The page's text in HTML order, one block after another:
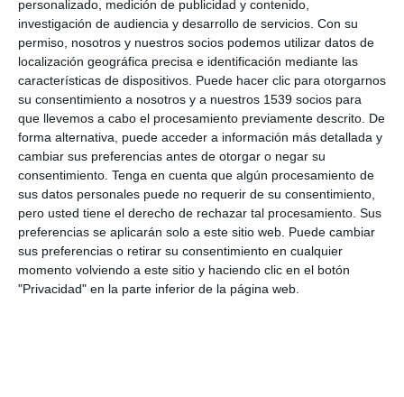
personalizado, medición de publicidad y contenido,
investigación de audiencia y desarrollo de servicios. Con su
permiso, nosotros y nuestros socios podemos utilizar datos de
localización geográfica precisa e identificación mediante las
características de dispositivos. Puede hacer clic para otorgarnos
su consentimiento a nosotros y a nuestros 1539 socios para
que llevemos a cabo el procesamiento previamente descrito. De
forma alternativa, puede acceder a información más detallada y
cambiar sus preferencias antes de otorgar o negar su
consentimiento. Tenga en cuenta que algún procesamiento de
sus datos personales puede no requerir de su consentimiento,
pero usted tiene el derecho de rechazar tal procesamiento. Sus
preferencias se aplicarán solo a este sitio web. Puede cambiar
sus preferencias o retirar su consentimiento en cualquier
momento volviendo a este sitio y haciendo clic en el botón
"Privacidad" en la parte inferior de la página web.